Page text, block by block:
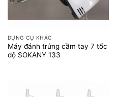
DỤNG CỤ KHÁC
Máy đánh trứng cầm tay 7 tốc
độ SOKANY 133